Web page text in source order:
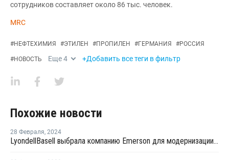
сотрудников составляет около 86 тыс. человек.
MRC
#НЕФТЕХИМИЯ #ЭТИЛЕН #ПРОПИЛЕН #ГЕРМАНИЯ #РОССИЯ
#НОВОСТЬ Еще4 +Добавить все теги в фильтр
Похожие новости
28 Февраля, 2024
LyondellBasell выбрала компанию Emerson для модернизации систем управления в Весселинге